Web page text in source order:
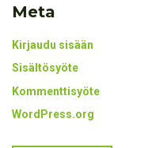
Meta
Kirjaudu sisään
Sisältösyöte
Kommenttisyöte
WordPress.org